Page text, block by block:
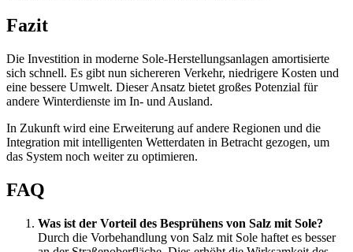
Fazit
Die Investition in moderne Sole-Herstellungsanlagen amortisierte
sich schnell. Es gibt nun sichereren Verkehr, niedrigere Kosten und
eine bessere Umwelt. Dieser Ansatz bietet großes Potenzial für
andere Winterdienste im In- und Ausland.
In Zukunft wird eine Erweiterung auf andere Regionen und die
Integration mit intelligenten Wetterdaten in Betracht gezogen, um
das System noch weiter zu optimieren.
FAQ
Was ist der Vorteil des Besprühens von Salz mit Sole?
Durch die Vorbehandlung von Salz mit Sole haftet es besser